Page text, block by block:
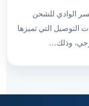
الوادي للشحن
التوصيل التي تميزها
وذلك…